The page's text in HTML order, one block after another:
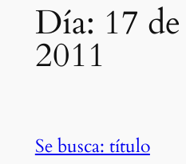
Día: 17
2011
Se busca: título